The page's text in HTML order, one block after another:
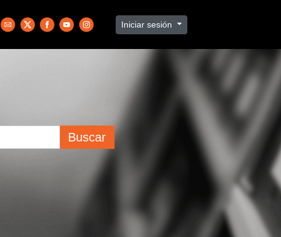
Iniciar sesión
Buscar